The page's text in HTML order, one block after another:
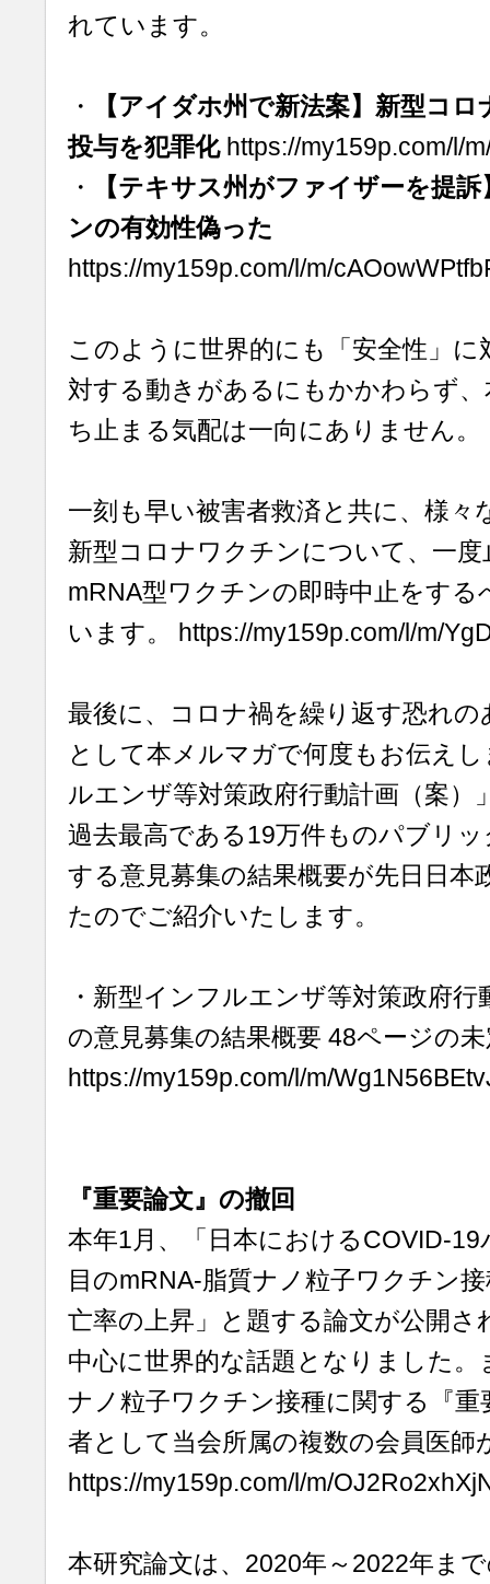
れています。
・
【アイダホ州で新法案】新型コ
投与を犯罪化 https://my159p.com/l/
・
【テキサス州がファイザーを提
ンの有効性偽った
https://my159p.com/l/m/
このように世界的にも「安全性」に
対する動きがあるにもかかわらず
ち止まる気配は一向にありません。
一刻も早い被害者救済と共に、様々
新型コロナワクチンについて、一
mRNA型ワクチンの即時中止をす
います。 https://my159p.com/l/m/
最後に、コロナ禍を繰り返す恐れの
として本メルマガで何度もお伝え
ルエンザ等対策政府行動計画（案）
過去最高である19万件ものパブリ
する意見募集の結果概要が先日日本
たのでご紹介いたします。
・新型インフルエンザ等対策政府
の意見募集の結果概要 48ページの
https://my159p.com/l/m/
『重要論文』の撤回
本年1月、「日本におけるCOVID-
目のmRNA-脂質ナノ粒子ワクチン
亡率の上昇」と題する論文が公開さ
中心に世界的な話題となりました。
ナノ粒子ワクチン接種に関する『重
者として当会所属の複数の会員医師
https://my159p.com/l/m/
本研究論文は、2020年～2022年ま